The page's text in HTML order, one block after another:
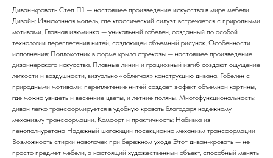
Диван-кровать Степ П1 — настоящее произведение искусства в мире мебели.
Дизайн: Изысканная модель, где классический силуэт встречается с природными
мотивами. Главная изюминка — уникальный гобелен, созданный по особой
технологии переплетения нитей, создающей объемный рисунок. Особенности
исполнения: Подлокотник в форме крыла стрекозы — настоящее произведение
дизайнерского искусства. Плавные линии и грациозный изгиб создают ощущение
легкости и воздушности, визуально «облегчая» конструкцию дивана. Гобелен с
природными мотивами: переплетение нитей создает эффект объемной картины,
где можно увидеть и весенние цветы, и летние поляны. Многофункциональность:
диван легко трансформируется в удобную кровать благодаря надежному
механизму трансформации. Комфорт и практичность: Набивка из
пенополиуретана Надежный шагающий посекционно механизм трансформации
Возможность стирки наволочек при бережном уходе Этот диван-кровать — не
просто предмет мебели, а настоящий художественный объект, способный менять